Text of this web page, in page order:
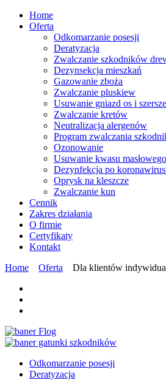
Home
Oferta
Odkomarzanie posesji
Deratyzacja
Zwalczanie szkodników
Dezynsekcja mieszkań
Gazowanie zboża
Zwalczanie pluskiew
Usuwanie gniazd os i
Zwalczanie kretów
Neutralizacja alergenów
Program zwalczania
Ozonowanie
Usuwanie kwasu masłowego
Dezynfekcja po
Oprysk na kleszcze
Zwalczanie kun
Cennik
Zakres działania
O firmie
Certyfikaty
Kontakt
Home
Oferta Dla klientów
Odkomarzanie posesji
Deratyzacja